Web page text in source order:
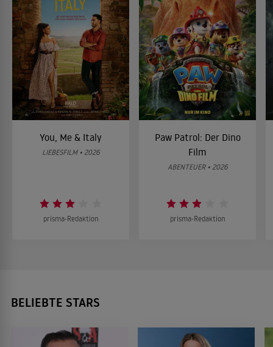
You, Me & Italy
LIEBESFILM • 2026
prisma-Redaktion
Paw Patrol: Der Dino
Film
ABENTEUER • 2026
prisma-Redaktion
BELIEBTE STARS